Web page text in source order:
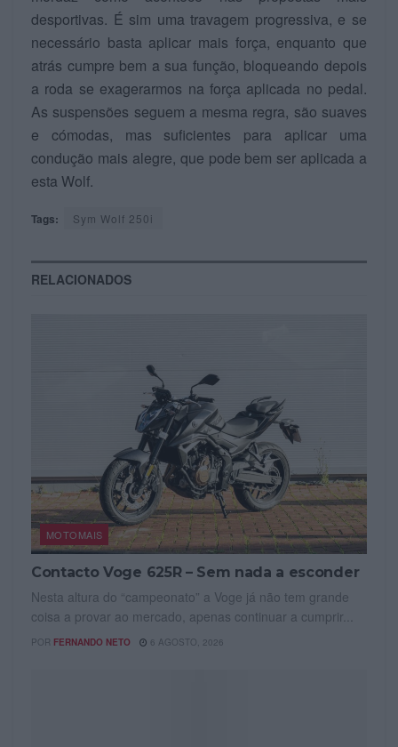
desportivas. É sim uma travagem progressiva, e se
necessário basta aplicar mais força, enquanto que
atrás cumpre bem a sua função, bloqueando depois
a roda se exagerarmos na força aplicada no pedal.
As suspensões seguem a mesma regra, são suaves
e cómodas, mas suficientes para aplicar uma
condução mais alegre, que pode bem ser aplicada a
esta Wolf.
Tags: Sym Wolf 250i
RELACIONADOS
MOTOMAIS
Contacto Voge 625R – Sem nada a esconder
Nesta altura do “campeonato” a Voge já não tem grande
coisa a provar ao mercado, apenas continuar a cumprir...
POR FERNANDO NETO 6 AGOSTO, 2026